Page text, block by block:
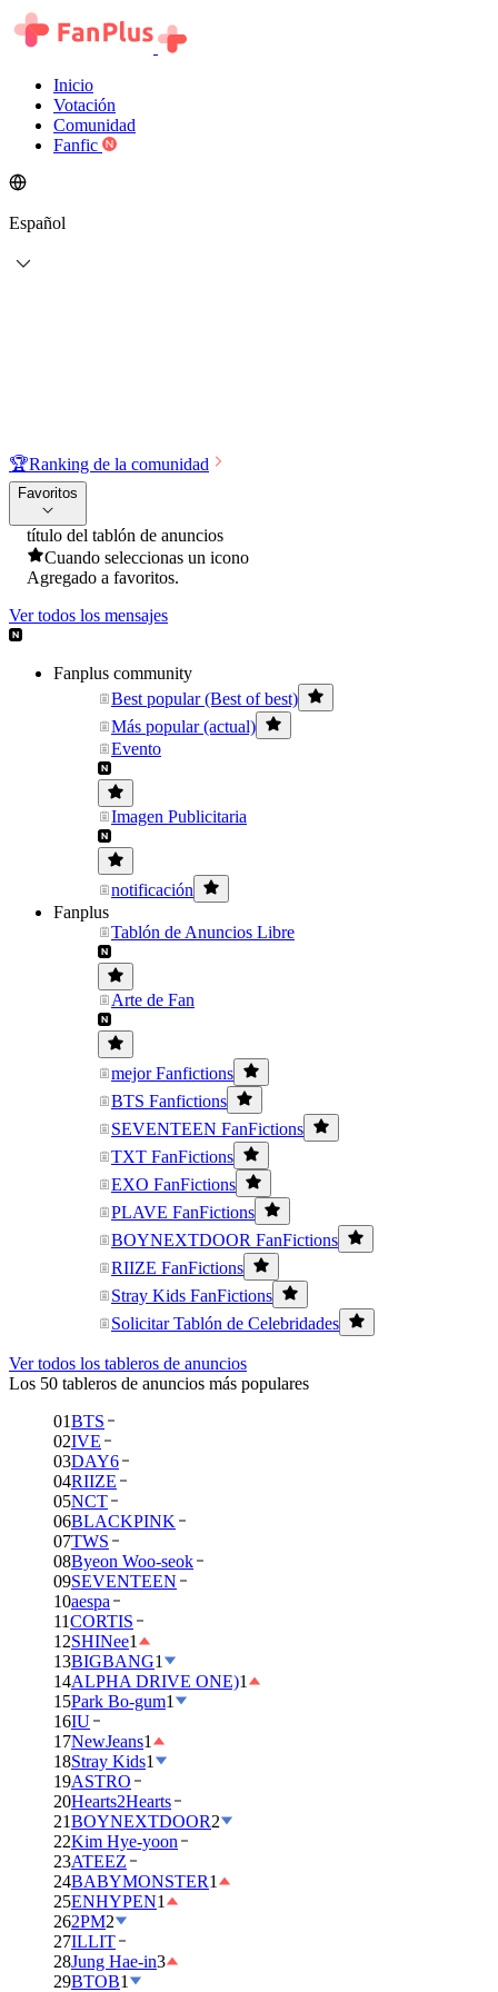
Inicio
Votación
Comunidad
Fanfic
Español
🏆Ranking de la comunidad
Favoritos
título del tablón de anuncios
Cuando seleccionas un icono
Agregado a favoritos.
Ver todos los mensajes
Fanplus community
Best popular (Best of best)
Más popular (actual)
Evento
Imagen Publicitaria
notificación
Fanplus
Tablón de Anuncios Libre
Arte de Fan
mejor Fanfictions
BTS Fanfictions
SEVENTEEN FanFictions
TXT FanFictions
EXO FanFictions
PLAVE FanFictions
BOYNEXTDOOR FanFictions
RIIZE FanFictions
Stray Kids FanFictions
Solicitar Tablón de Celebridades
Ver todos los tableros de anuncios
Los 50 tableros de anuncios más populares
01BTS
02IVE
03DAY6
04RIIZE
05NCT
06BLACKPINK
07TWS
08Byeon Woo-seok
09SEVENTEEN
10aespa
11CORTIS
12SHINee1
13BIGBANG1
14ALPHA DRIVE ONE)1
15Park Bo-gum1
16IU
17NewJeans1
18Stray Kids1
19ASTRO
20Hearts2Hearts
21BOYNEXTDOOR2
22Kim Hye-yoon
23ATEEZ
24BABYMONSTER1
25ENHYPEN1
262PM2
27ILLIT
28Jung Hae-in3
29BTOB1